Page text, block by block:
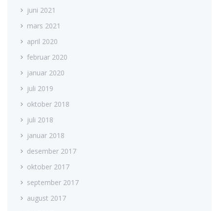
juni 2021
mars 2021
april 2020
februar 2020
januar 2020
juli 2019
oktober 2018
juli 2018
januar 2018
desember 2017
oktober 2017
september 2017
august 2017